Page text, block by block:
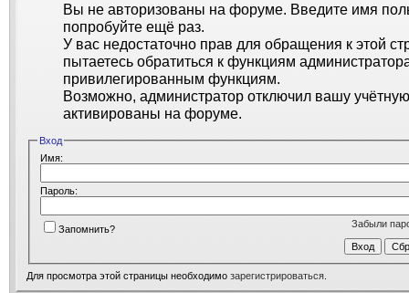
Вы не авторизованы на форуме. Введите имя
попробуйте ещё раз.
У вас недостаточно прав для обращения к этой
пытаетесь обратиться к функциям
привилегированным функциям.
Возможно, администратор отключил вашу
активированы на форуме.
Вход
Имя:
Пароль:
Забыли
Запомнить?
Для просмотра этой страницы необходимо зарегистрироваться